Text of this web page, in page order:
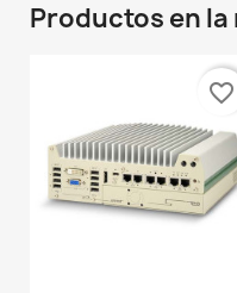
Productos en
favorite_border